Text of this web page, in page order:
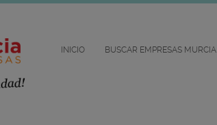
INICIO BUSCAR EMPRESAS MURCIA